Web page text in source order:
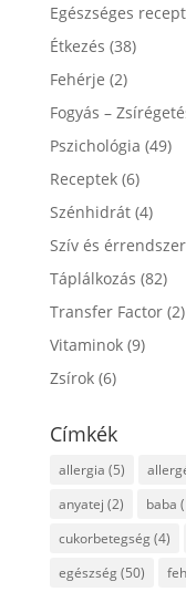
Egészséges
Étkezés (38)
Fehérje (2)
Fogyás –
Pszichológia (49)
Receptek(6)
Szénhidrát(4)
Szív és érrendszer
Táplálkozás (82)
Transfer Factor(2)
Vitaminok(9)
Zsírok(6)
Címkék
allergia (5)
anyatej (2) baba
cukorbetegség(4)
egészség(50)